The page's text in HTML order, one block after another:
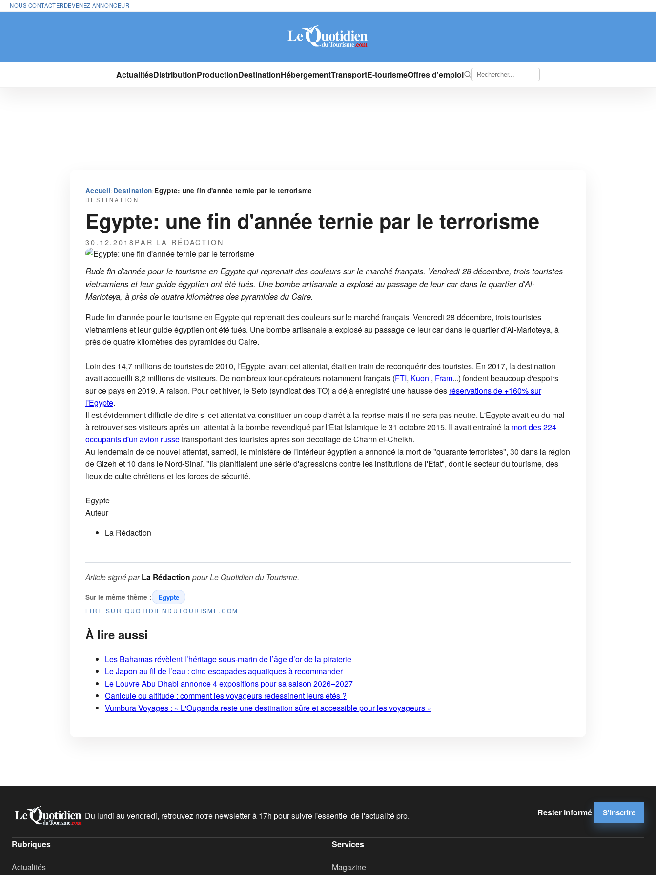
NOUS CONTACTERDEVENEZ ANNONCEUR
ActualitésDistributionProductionDestinationHébergementTransportE-tourismeOffres d'emploi
Accueil›Destination›Egypte: une fin d'année ternie par le terrorisme
DESTINATION
Egypte: une fin d'année ternie par le terrorisme
30.12.2018PAR LA RÉDACTION
Rude fin d'année pour le tourisme en Egypte qui reprenait des couleurs sur le marché français. Vendredi 28 décembre, trois touristes
vietnamiens et leur guide égyptien ont été tués. Une bombe artisanale a explosé au passage de leur car dans le quartier d'Al-
Marioteya, à près de quatre kilomètres des pyramides du Caire.
Rude fin d'année pour le tourisme en Egypte qui reprenait des couleurs sur le marché français. Vendredi 28 décembre, trois touristes
vietnamiens et leur guide égyptien ont été tués. Une bombe artisanale a explosé au passage de leur car dans le quartier d'Al-Marioteya, à
près de quatre kilomètres des pyramides du Caire.
Loin des 14,7 millions de touristes de 2010, l'Egypte, avant cet attentat, était en train de reconquérir des touristes. En 2017, la destination
avait accueilli 8,2 millions de visiteurs. De nombreux tour-opérateurs notamment français (FTI, Kuoni, Fram...) fondent beaucoup d'espoirs
sur ce pays en 2019. A raison. Pour cet hiver, le Seto (syndicat des TO) a déjà enregistré une hausse des réservations de +160% sur
l'Egypte.
Il est évidemment difficile de dire si cet attentat va constituer un coup d'arrêt à la reprise mais il ne sera pas neutre. L'Egypte avait eu du mal
à retrouver ses visiteurs après un attentat à la bombe revendiqué par l'Etat Islamique le 31 octobre 2015. Il avait entraîné la mort des 224
occupants d'un avion russetransportant des touristes après son décollage de Charm el-Cheikh.
Au lendemain de ce nouvel attentat, samedi, le ministère de l'Intérieur égyptien a annoncé la mort de "quarante terroristes", 30 dans la région
de Gizeh et 10 dans le Nord-Sinaï. "Ils planifiaient une série d'agressions contre les institutions de l'Etat", dont le secteur du tourisme, des
lieux de culte chrétiens et les forces de sécurité.
Egypte
Auteur
La Rédaction
Article signé parLa Rédaction pourLe Quotidien du Tourisme.
Sur le même thème : Egypte
LIRE SUR QUOTIDIENDUTOURISME.COM
À lire aussi
Les Bahamas révèlent l’héritage sous-marin de l’âge d’or de la piraterie
Le Japon au fil de l’eau : cinq escapades aquatiques à recommander
Le Louvre Abu Dhabi annonce 4 expositions pour sa saison 2026–2027
Canicule ou altitude : comment les voyageurs redessinent leurs étés ?
Vumbura Voyages : « L'Ouganda reste une destination sûre et accessible pour les voyageurs »
Du lundi au vendredi, retrouvez notre newsletter à 17h pour suivre l'essentiel de l'actualité pro. Rester informé S'inscrire
Rubriques
Actualités
Services
Magazine